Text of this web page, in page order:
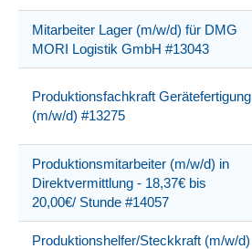
Mitarbeiter Lager (m/w/d) für DMG
MORI Logistik GmbH #13043
Produktionsfachkraft Gerätefertigung
(m/w/d) #13275
Produktionsmitarbeiter (m/w/d) in
Direktvermittlung - 18,37€ bis
20,00€/ Stunde #14057
Produktionshelfer/Steckkraft (m/w/d)